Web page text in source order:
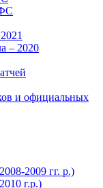
– 2020
и официальных
2009 гг. р.)
г.р.)